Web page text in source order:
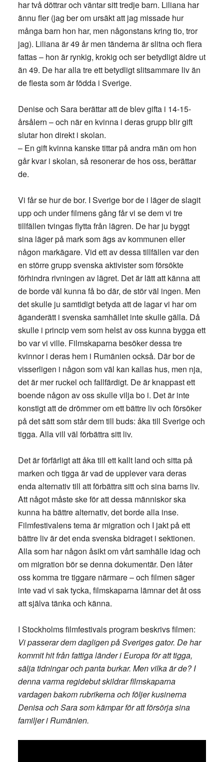
har två döttrar och väntar sitt tredje barn. Liliana har
ännu fler (jag ber om ursäkt att jag missade hur
många barn hon har, men någonstans kring tio, tror
jag). Liliana är 49 år men tänderna är slitna och flera
fattas – hon är rynkig, krokig och ser betydligt äldre ut
än 49. De har alla tre ett betydligt slitsammare liv än
de flesta som är födda i Sverige.
Denise och Sara berättar att de blev gifta i 14-15-
årsålern – och när en kvinna i deras grupp blir gift
slutar hon direkt i skolan.
– En gift kvinna kanske tittar på andra män om hon
går kvar i skolan, så resonerar de hos oss, berättar
de.
Vi får se hur de bor. I Sverige bor de i läger de slagit
upp och under filmens gång får vi se dem vi tre
tillfällen tvingas flytta från lägren. De har ju byggt
sina läger på mark som ägs av kommunen eller
någon markägare. Vid ett av dessa tillfällen var den
en större grupp svenska aktivister som försökte
förhindra rivningen av lägret. Det är lätt att känna att
de borde väl kunna få bo där, de stör väl ingen. Men
det skulle ju samtidigt betyda att de lagar vi har om
äganderätt i svenska samhället inte skulle gälla. Då
skulle i princip vem som helst av oss kunna bygga ett
bo var vi ville. Filmskaparna besöker dessa tre
kvinnor i deras hem i Rumänien också. Där bor de
visserligen i någon som väl kan kallas hus, men nja,
det är mer ruckel och fallfärdigt. De är knappast ett
boende någon av oss skulle vilja bo i. Det är inte
konstigt att de drömmer om ett bättre liv och försöker
på det sätt som står dem till buds: åka till Sverige och
tigga. Alla vill väl förbättra sitt liv.
Det är förfärligt att åka till ett kallt land och sitta på
marken och tigga är vad de upplever vara deras
enda alternativ till att förbättra sitt och sina barns liv.
Att något måste ske för att dessa människor ska
kunna ha bättre alternativ, det borde alla inse.
Filmfestivalens tema är migration och I jakt på ett
bättre liv är det enda svenska bidraget i sektionen.
Alla som har någon åsikt om vårt samhälle idag och
om migration bör se denna dokumentär. Den låter
oss komma tre tiggare närmare – och filmen säger
inte vad vi sak tycka, filmskaparna lämnar det åt oss
att själva tänka och känna.
I Stockholms filmfestivals program beskrivs filmen:
Vi passerar dem dagligen på Sveriges gator. De har
kommit hit från fattiga länder i Europa för att tigga,
sälja tidningar och panta burkar. Men vilka är de? I
denna varma regidebut skildrar filmskaparna
vardagen bakom rubrikerna och följer kusinerna
Denisa och Sara som kämpar för att försörja sina
familjer i Rumänien.